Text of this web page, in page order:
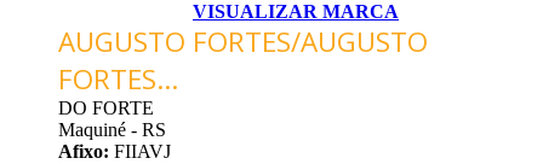
VISUALIZAR MARCA
AUGUSTO FORTES/AUGUSTO
FORTES...
DO FORTE
Maquiné - RS
Afixo: FIIAVJ